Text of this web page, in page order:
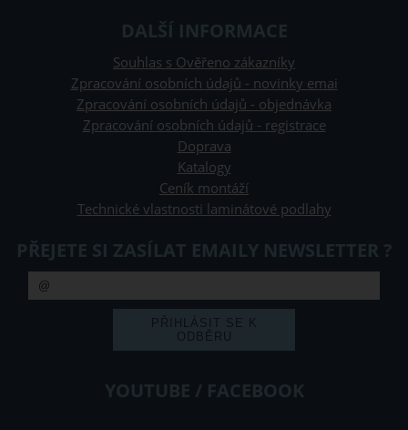
DALŠÍ INFORMACE
Souhlas s Ověřeno zákazníky
Zpracování osobních údajů - novinky emai
Zpracování osobních údajů - objednávka
Zpracování osobních údajů - registrace
Doprava
Katalogy
Ceník montáží
Technické vlastnosti laminátové podlahy
PŘEJETE SI ZASÍLAT EMAILY NEWSLETTER ?
YOUTUBE / FACEBOOK